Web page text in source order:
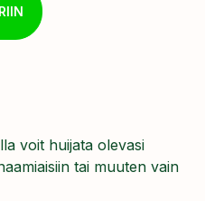
voit huijata olevasi
tai muuten vain